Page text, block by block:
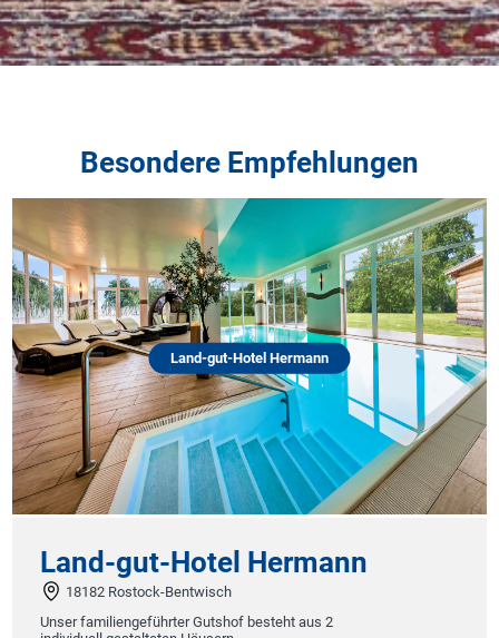
Besondere Empfehlungen
Land-gut-Hotel Hermann
Land-gut-Hotel Hermann
18182 Rostock-Bentwisch
Unser familiengeführter Gutshof besteht aus 2